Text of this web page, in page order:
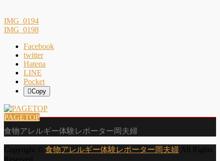
IMG_0194
IMG_0198
Facebook
twitter
Hatena
LINE
Pocket
Copy
PAGETOP
食物アレルギー体験レポーター岡夫婦
Copyright © 食物アレルギー体験レポーター岡夫婦 All Rights